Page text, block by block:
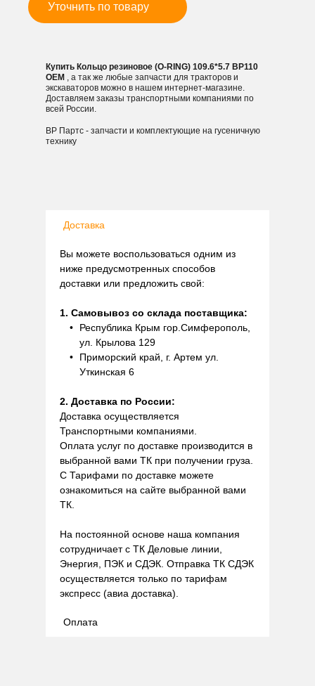
Уточнить по товару
Купить Кольцо резиновое (O-RING) 109.6*5.7 BP110
OEM , а так же любые запчасти для тракторов и
экскаваторов можно в нашем интернет-магазине.
Доставляем заказы транспортными компаниями по
всей России.
ВР Партс - запчасти и комплектующие на гусеничную
технику
Доставка
Вы можете воспользоваться одним из
ниже предусмотренных способов
доставки или предложить свой:
1. Самовывоз со склада поставщика:
Республика Крым гор.Симферополь,
ул. Крылова 129
Приморский край, г. Артем ул.
Уткинская 6
2. Доставка по России:
Доставка осуществляется
Транспортными компаниями.
Оплата услуг по доставке производится в
выбранной вами ТК при получении груза.
С Тарифами по доставке можете
ознакомиться на сайте выбранной вами
ТК.
На постоянной основе наша компания
сотрудничает с ТК Деловые линии,
Энергия, ПЭК и СДЭК. Отправка ТК СДЭК
осуществляется только по тарифам
экспресс (авиа доставка).
Оплата